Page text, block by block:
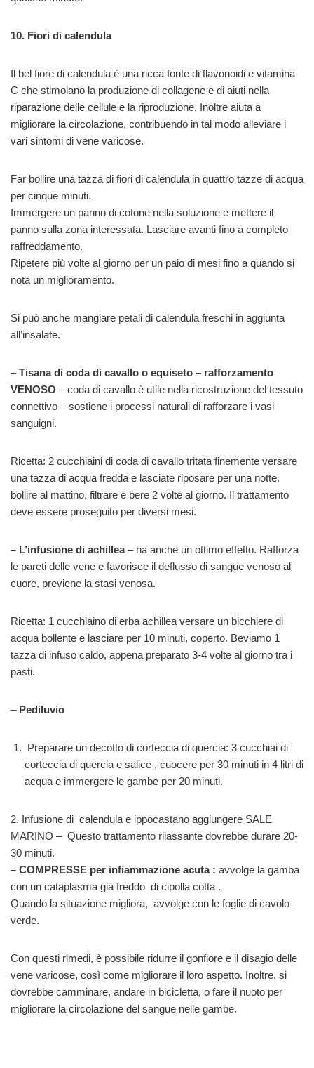
10. Fiori di calendula
Il bel fiore di calendula è una ricca fonte di flavonoidi e vitamina
C che stimolano la produzione di collagene e di aiuti nella
riparazione delle cellule e la riproduzione. Inoltre aiuta a
migliorare la circolazione, contribuendo in tal modo alleviare i
vari sintomi di vene varicose.
Far bollire una tazza di fiori di calendula in quattro tazze di acqua
per cinque minuti.
Immergere un panno di cotone nella soluzione e mettere il
panno sulla zona interessata. Lasciare avanti fino a completo
raffreddamento.
Ripetere più volte al giorno per un paio di mesi fino a quando si
nota un miglioramento.
Si può anche mangiare petali di calendula freschi in aggiunta
all’insalate.
– Tisana di coda di cavallo o equiseto – rafforzamento
VENOSO – coda di cavallo è utile nella ricostruzione del tessuto
connettivo – sostiene i processi naturali di rafforzare i vasi
sanguigni.
Ricetta: 2 cucchiaini di coda di cavallo tritata finemente versare
una tazza di acqua fredda e lasciate riposare per una notte.
bollire al mattino, filtrare e bere 2 volte al giorno. Il trattamento
deve essere proseguito per diversi mesi.
– L’infusione di achillea– ha anche un ottimo effetto. Rafforza
le pareti delle vene e favorisce il deflusso di sangue venoso al
cuore, previene la stasi venosa.
Ricetta: 1 cucchiaino di erba achillea versare un bicchiere di
acqua bollente e lasciare per 10 minuti, coperto. Beviamo 1
tazza di infuso caldo, appena preparato 3-4 volte al giorno tra i
pasti.
–Pediluvio
Preparare un decotto di corteccia di quercia: 3 cucchiai di
corteccia di quercia e salice , cuocere per 30 minuti in 4 litri di
acqua e immergere le gambe per 20 minuti.
2. Infusione di calendula e ippocastano aggiungere SALE
MARINO – Questo trattamento rilassante dovrebbe durare 20-
30 minuti.
– COMPRESSE per infiammazione acuta : avvolge la gamba
con un cataplasma già freddo di cipolla cotta .
Quando la situazione migliora, avvolge con le foglie di cavolo
verde.
Con questi rimedi, è possibile ridurre il gonfiore e il disagio delle
vene varicose, così come migliorare il loro aspetto. Inoltre, si
dovrebbe camminare, andare in bicicletta, o fare il nuoto per
migliorare la circolazione del sangue nelle gambe.